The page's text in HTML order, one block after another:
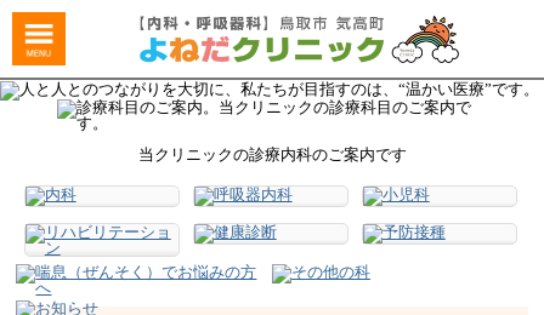
当クリニックの診療内科のご案内です